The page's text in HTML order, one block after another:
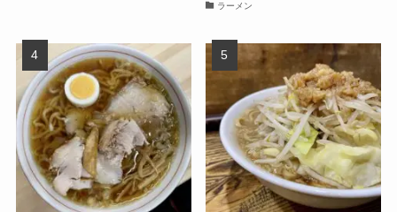
ラーメン